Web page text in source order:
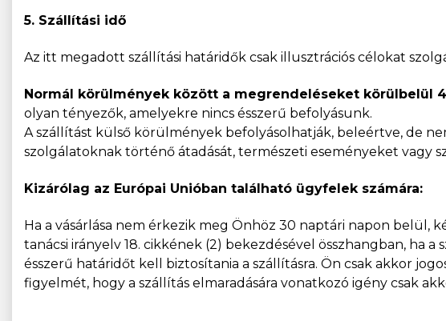
5. Szállítási idő
Az itt megadott szállítási határidők csak illusztrációs célokat
Normál körülmények között a megrendeléseket körülbelül
olyan tényezők, amelyekre nincs ésszerű befolyásunk.
A szállítást külső körülmények befolyásolhatják, beleértve, de
szolgálatoknak történő átadását, természeti eseményeket vagy
Kizárólag az Európai Unióban található ügyfelek számára:
Ha a vásárlása nem érkezik meg Önhöz 30 naptári napon belül,
tanácsi irányelv 18. cikkének (2) bekezdésével összhangban,
ésszerű határidőt kell biztosítania a szállításra. Ön csak akkor
figyelmét, hogy a szállítás elmaradására vonatkozó igény csak